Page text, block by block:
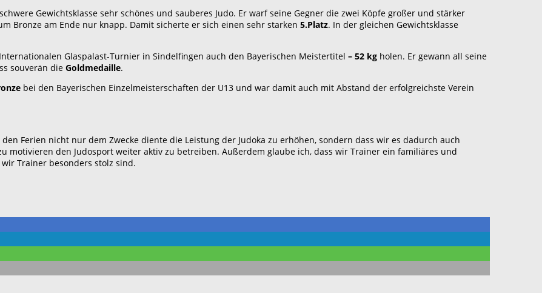
Gewichtsklasse sehr schönes und sauberes Judo. Er warf seine Gegner die zwei Köpfe großer und stärker
Bronze am Ende nur knapp. Damit sicherte er sich einen sehr starken 5.Platz. In der gleichen Gewichtsklasse
Glaspalast-Turnier in Sindelfingen auch den Bayerischen Meistertitel – 52 kg holen. Er gewann all seine
souverän die Goldmedaille.
bei den Bayerischen Einzelmeisterschaften der U13 und war damit auch mit Abstand der erfolgreichste Verein
Ferien nicht nur dem Zwecke diente die Leistung der Judoka zu erhöhen, sondern dass wir es dadurch auch
motivieren den Judosport weiter aktiv zu betreiben. Außerdem glaube ich, dass wir Trainer ein familiäres und
Trainer besonders stolz sind.